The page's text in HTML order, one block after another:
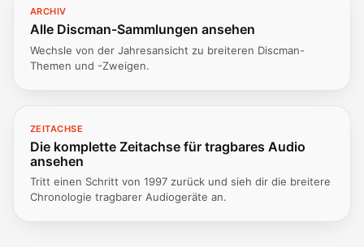
ARCHIV
Alle Discman-Sammlungen ansehen
Wechsle von der Jahresansicht zu breiteren Discman-
Themen und -Zweigen.
ZEITACHSE
Die komplette Zeitachse für tragbares Audio
ansehen
Tritt einen Schritt von 1997 zurück und sieh dir die breitere
Chronologie tragbarer Audiogeräte an.